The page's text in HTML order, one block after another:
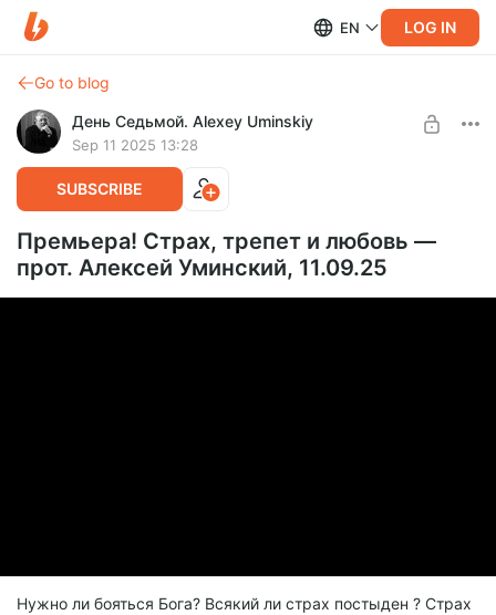
EN LOG IN
Go to blog
День Седьмой. Alexey Uminskiy
Sep 11 2025 13:28
SUBSCRIBE
Премьера! Страх, трепет и любовь —
прот. Алексей Уминский, 11.09.25
Нужно ли бояться Бога? Всякий ли страх постыден ? Страх